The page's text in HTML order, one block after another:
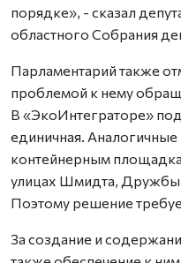
порядке», - сказал
областного Собрания
Парламентарий также
проблемой к нему
В «ЭкоИнтеграторе»
единичная.
контейнерным
улицах Шмидта,
Поэтому решение
За создание и